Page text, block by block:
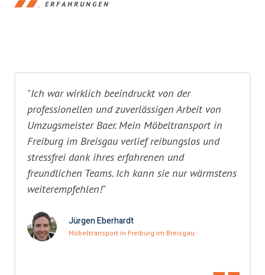
ERFAHRUNGEN
"Ich war wirklich beeindruckt von der
professionellen und zuverlässigen Arbeit von
Umzugsmeister Baer. Mein Möbeltransport in
Freiburg im Breisgau verlief reibungslos und
stressfrei dank ihres erfahrenen und
freundlichen Teams. Ich kann sie nur wärmstens
weiterempfehlen!"
Jürgen Eberhardt
Möbeltransport in Freiburg im Breisgau